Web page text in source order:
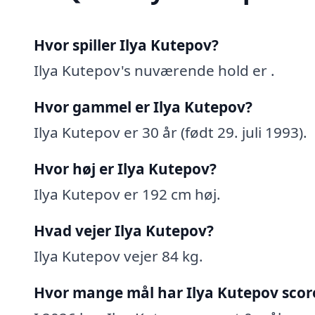
Hvor spiller Ilya Kutepov?
Ilya Kutepov's nuværende hold er .
Hvor gammel er Ilya Kutepov?
Ilya Kutepov er 30 år (født 29. juli 1993).
Hvor høj er Ilya Kutepov?
Ilya Kutepov er 192 cm høj.
Hvad vejer Ilya Kutepov?
Ilya Kutepov vejer 84 kg.
Hvor mange mål har Ilya Kutepov